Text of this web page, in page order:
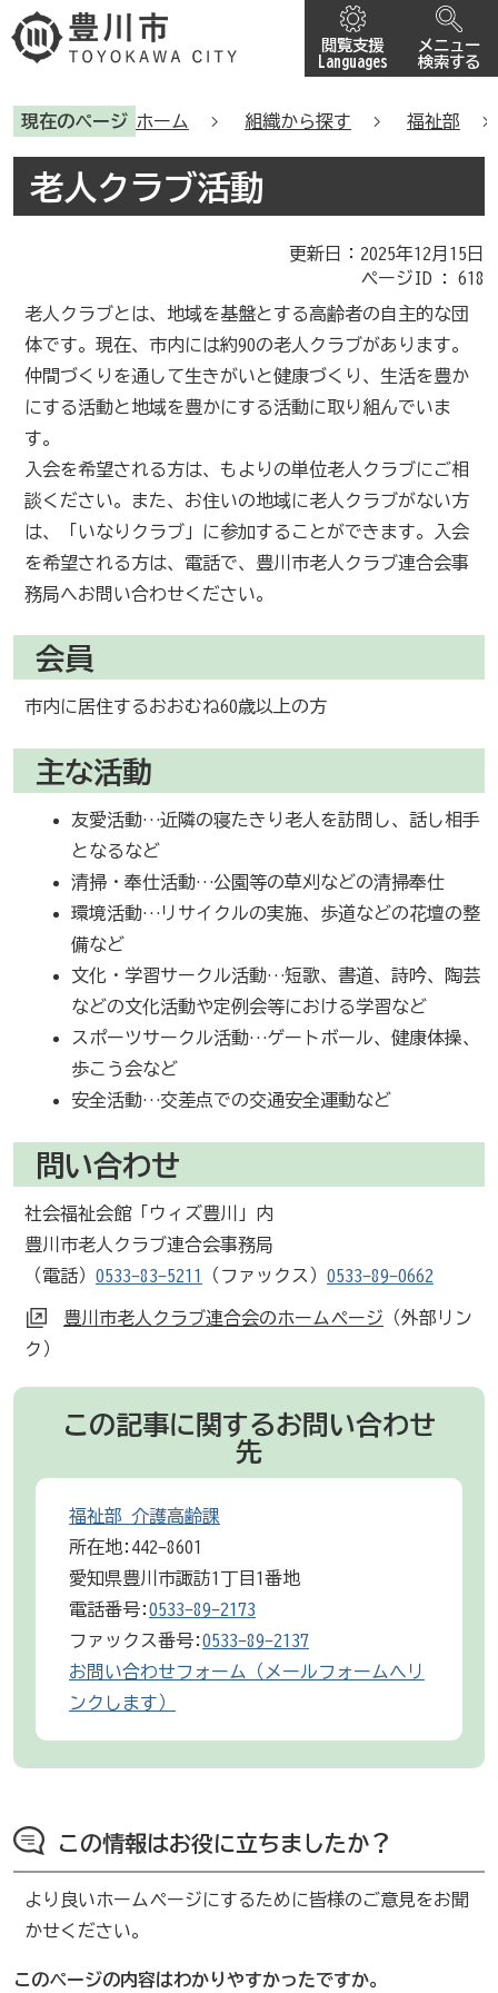
閲覧支援
Languages
メニュー
検索する
現在のページ ホーム 組織から探す 福祉部
老人クラブ活動
更新日：2025年12月15日
ページID :618
老人クラブとは、地域を基盤とする高齢者の自主的な団
体です。現在、市内には約90の老人クラブがあります。
仲間づくりを通して生きがいと健康づくり、生活を豊か
にする活動と地域を豊かにする活動に取り組んでいま
す。
入会を希望される方は、もよりの単位老人クラブにご相
談ください。また、お住いの地域に老人クラブがない方
は、「いなりクラブ」に参加することができます。入会
を希望される方は、電話で、豊川市老人クラブ連合会事
務局へお問い合わせください。
会員
市内に居住するおおむね60歳以上の方
主な活動
友愛活動…近隣の寝たきり老人を訪問し、話し相手
となるなど
清掃・奉仕活動…公園等の草刈などの清掃奉仕
環境活動…リサイクルの実施、歩道などの花壇の整
備など
文化・学習サークル活動…短歌、書道、詩吟、陶芸
などの文化活動や定例会等における学習など
スポーツサークル活動…ゲートボール、健康体操、
歩こう会など
安全活動…交差点での交通安全運動など
問い合わせ
社会福祉会館「ウィズ豊川」内
豊川市老人クラブ連合会事務局
（電話） 0533-83-5211 （ファックス） 0533-89-0662
豊川市老人クラブ連合会のホームページ （外部リン
ク）
この記事に関するお問い合わせ
先
福祉部 介護高齢課
所在地:442-8601
愛知県豊川市諏訪1丁目1番地
電話番号:0533-89-2173
ファックス番号:0533-89-2137
お問い合わせフォーム（メールフォームへリ
ンクします）
この情報はお役に立ちましたか？
より良いホームページにするために皆様のご意見をお聞
かせください。
このページの内容はわかりやすかったですか。